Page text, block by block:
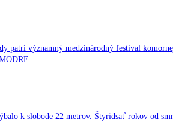
patrí významný medzinárodný festival
k slobode 22 metrov. Štyridsať rokov od